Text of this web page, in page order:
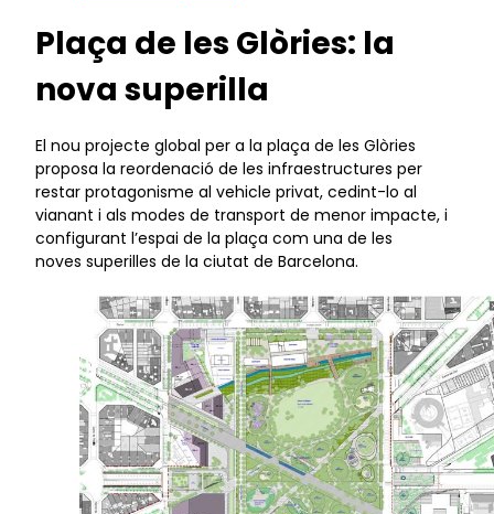
Plaça de les Glòries: la
nova superilla
El nou projecte global per a la plaça de les Glòries
proposa la reordenació de les infraestructures per
restar protagonisme al vehicle privat, cedint-lo al
vianant i als modes de transport de menor impacte, i
configurant l’espai de la plaça com una de les
noves superilles de la ciutat de Barcelona.